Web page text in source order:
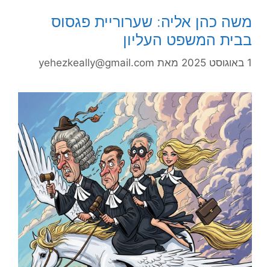
משה כהן אליה: שערוריית פגסוס
בבית המשפט העליון
1 באוגוסט 2025 מאת yehezkeally@gmail.com